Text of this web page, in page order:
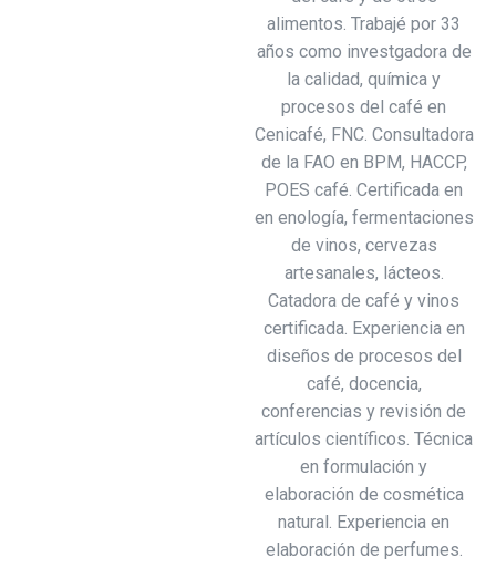
alimentos. Trabajé por 33
años como investgadora de
la calidad, química y
procesos del café en
Cenicafé, FNC. Consultadora
de la FAO en BPM, HACCP,
POES café. Certificada en
en enología, fermentaciones
de vinos, cervezas
artesanales, lácteos.
Catadora de café y vinos
certificada. Experiencia en
diseños de procesos del
café, docencia,
conferencias y revisión de
artículos científicos. Técnica
en formulación y
elaboración de cosmética
natural. Experiencia en
elaboración de perfumes.